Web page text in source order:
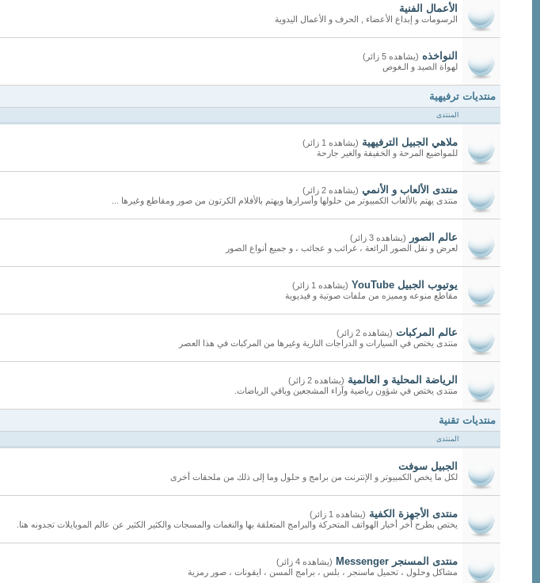
الأعمال الفنية
الرسومات و إبداع الأعضاء , الحرف و الأعمال اليدوية
النواخذه (يشاهده 5 زائر)
لهواة الصيد و الـغوص
منتديات ترفيهية
المنتدى
ملاهي الجبيل الترفيهية (يشاهده 1 زائر)
للمواضيع المرحة و الخفيفة والغير جارحة
منتدى الألعاب و الأنمي (يشاهده 2 زائر)
منتدى يهتم بالألعاب الكمبيوتر من حلولها وأسرارها ويهتم بالأفلام الكرتون من صور ومقاطع وغيرها ...
عالم الصور
(يشاهده 3 زائر)
لعرض و نقل الصور الرائعة ، غرائب و عجائب ، و جميع أنواع الصور
يوتيوب الجبيل YouTube
(يشاهده 1 زائر)
مقاطع منوعه ومميزه من ملفات صوتية و فيديوية
عالم المركبات (يشاهده 2 زائر)
منتدى يختص في السيارات و الدراجات النارية وغيرها من المركبات في هذا العصر
الرياضة المحلية و العالمية (يشاهده 2 زائر)
منتدى يختص في شؤون رياضية وآراء المشجعين وباقي الرياضات.
منتديات تقنية
المنتدى
الجبيل سوفت
لكل ما يخص الكمبيوتر و الإنترنت من برامج و حلول وما إلى ذلك من ملحقات أخرى
منتدى الأجهزة الكفية (يشاهده 1 زائر)
يختص بطرح آخر أخبار الهواتف المتحركة والبرامج المتعلقة بها والنغمات والمسجات والكثير الكثير عن عالم الموبايلات تجدونه هنا.
منتدى المسنجر Messenger
(يشاهده 4 زائر)
مشاكل وحلول ، تحميل ماسنجر ، بلس ، برامج المسن ، ايقونات ، صور رمزية